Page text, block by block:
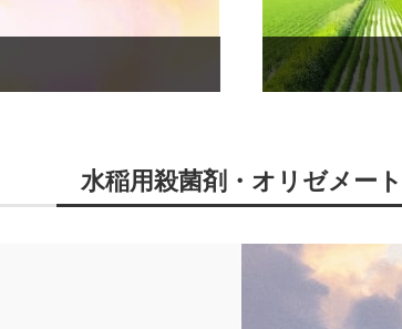
水稲用殺菌剤・オリゼメート